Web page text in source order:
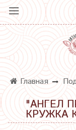
Главная
"АНГЕЛ
КРУЖКА